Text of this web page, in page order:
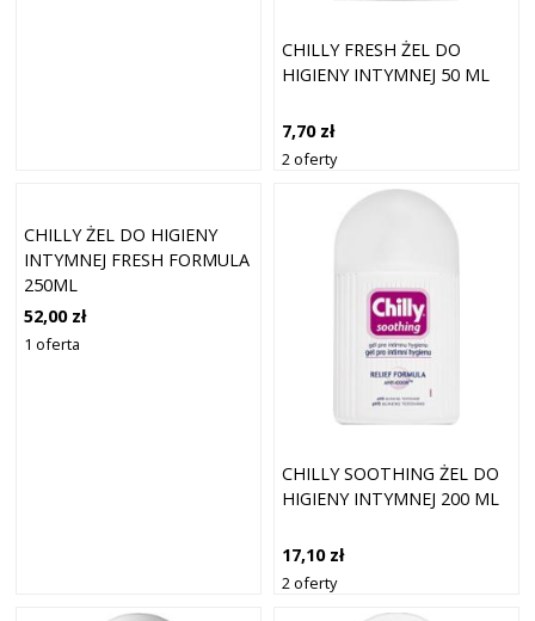
CHILLY FRESH ŻEL DO
HIGIENY INTYMNEJ 50 ML
7,70 zł
2 oferty
CHILLY ŻEL DO HIGIENY
INTYMNEJ FRESH FORMULA
250ML
52,00 zł
1 oferta
CHILLY SOOTHING ŻEL DO
HIGIENY INTYMNEJ 200 ML
17,10 zł
2 oferty